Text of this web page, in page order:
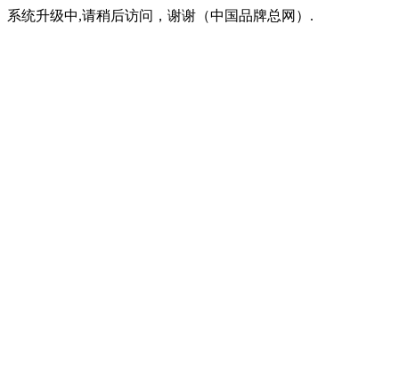
系统升级中,请稍后访问，谢谢（中国品牌总网）.